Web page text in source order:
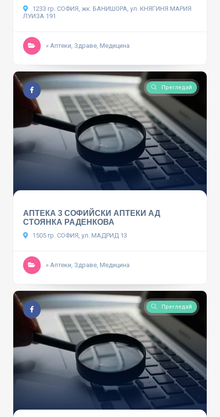
1233 гр. СОФИЯ, жк. БАНИШОРА, ул. КНЯГИНЯ МАРИЯ
ЛУИЗА 191
» Аптеки, Здраве, Медицина
Прегледай
АПТЕКА 3 СОФИЙСКИ АПТЕКИ АД
СТОЯНКА РАДЕНКОВА
1505 гр. СОФИЯ, ул. МАДРИД 13
» Аптеки, Здраве, Медицина
Прегледай